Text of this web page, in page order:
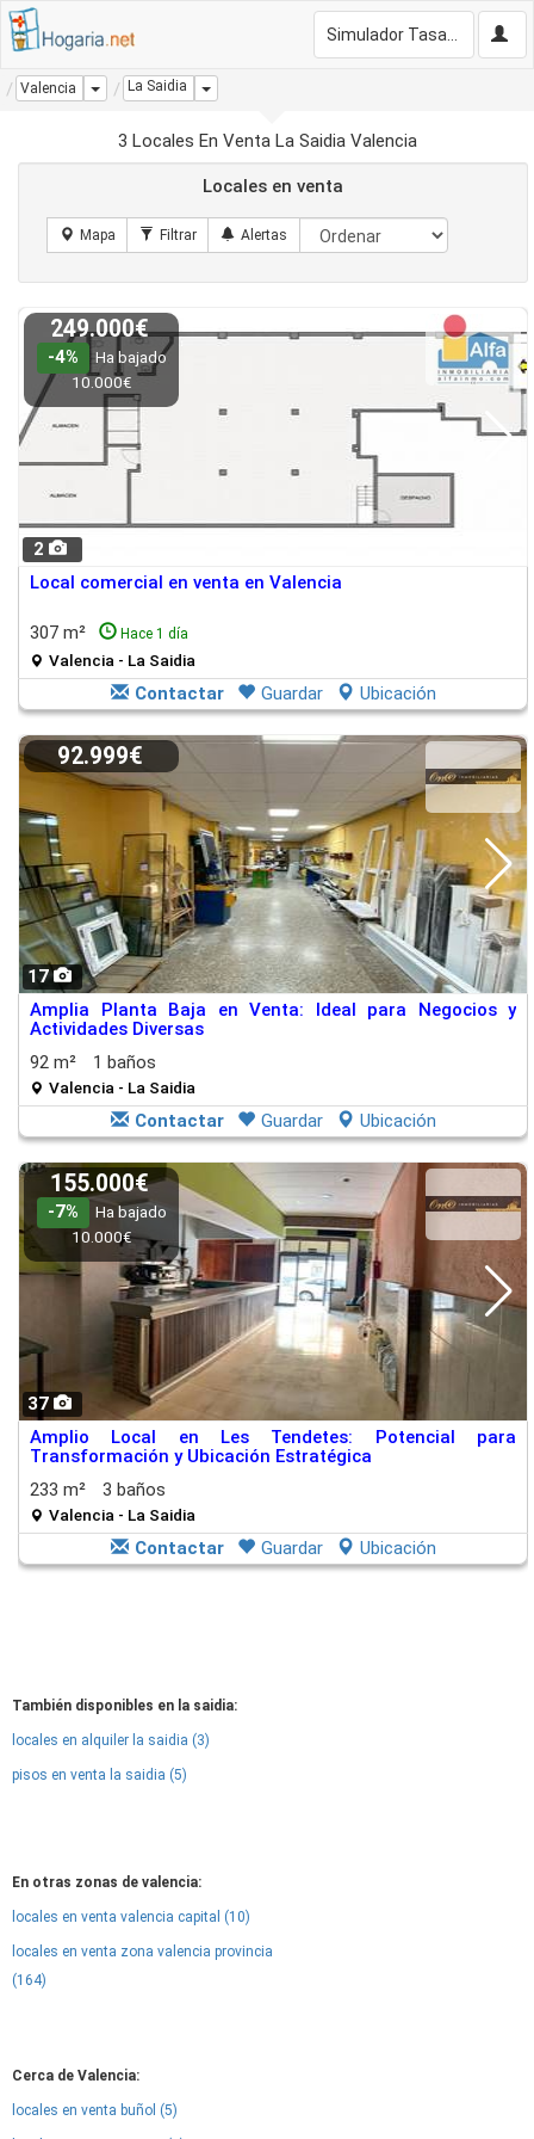
Valencia Dropdown
La Saidia Dropdown
3 Locales En Venta La Saidia Valencia
Locales en venta
2
249.000€
-4%
Ha bajado
10.000€
Local comercial en venta en Valencia
307 m² Hace 1 día
Valencia - La Saidia
Contactar Guardar Ubicación
17
92.999€
Amplia Planta Baja en Venta: Ideal para Negocios y
Actividades Diversas
92 m²
1 baños
Valencia - La Saidia
Contactar Guardar Ubicación
37
155.000€
-7%
Ha bajado
10.000€
Amplio Local en Les Tendetes: Potencial para
Transformación y Ubicación Estratégica
233 m²
3 baños
Valencia - La Saidia
Contactar Guardar Ubicación
También disponibles en la saidia:
locales en alquiler la saidia (3)
pisos en venta la saidia (5)
En otras zonas de valencia:
locales en venta valencia capital (10)
locales en venta zona valencia provincia
(164)
Cerca de Valencia:
locales en venta buñol (5)